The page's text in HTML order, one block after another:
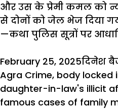
और उस के प्रेमी कमल को
से दोनों को जेल भेज दिया
—कथा पुलिस सूत्रों पर
Posted
on
February 25, 2025Author
दिनेश
Agra Crime, body locked
daughter-in-law's illicit
famous cases of family